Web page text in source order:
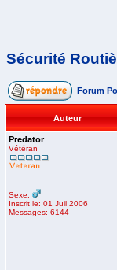
Sécurité
Forum
Auteur
Predator
Vétéran
Sexe:
Inscrit le: 01 Juil 2006
Messages: 6144